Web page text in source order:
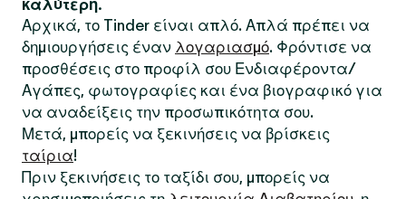
καλύτερη.
Αρχικά, το Tinder είναι απλό. Απλά πρέπει να
δημιουργήσεις έναν λογαριασμό. Φρόντισε να
προσθέσεις στο προφίλ σου Ενδιαφέροντα/
Αγάπες, φωτογραφίες και ένα βιογραφικό για
να αναδείξεις την προσωπικότητα σου.
Μετά, μπορείς να ξεκινήσεις να βρίσκεις
ταίρια!
Πριν ξεκινήσεις το ταξίδι σου, μπορείς να